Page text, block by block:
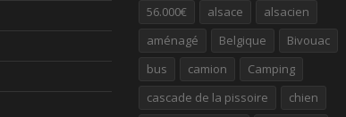
56.000€ alsace
alsacien
aménagé
Belgique
Bivouac
bus
camion
Camping
cascade de la pissoire
chien